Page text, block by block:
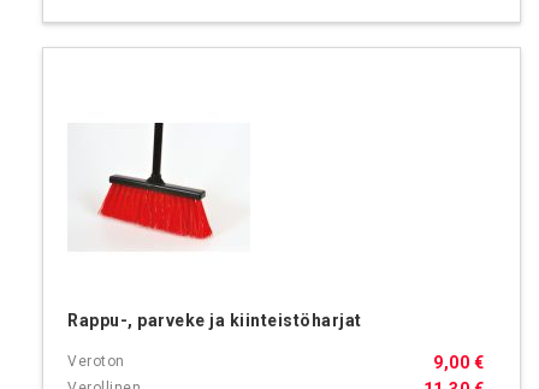
Rappu-, parveke ja kiinteistöharjat
9,00 €